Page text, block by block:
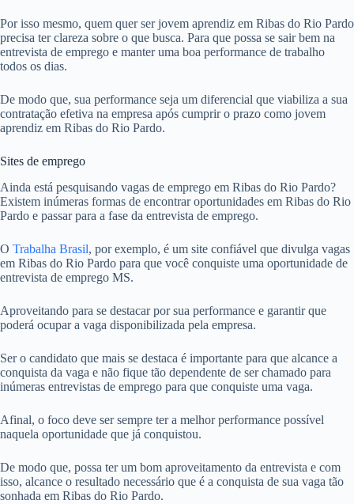
Por isso mesmo, quem quer ser jovem aprendiz em Ribas do Rio Pardo
precisa ter clareza sobre o que busca. Para que possa se sair bem na
entrevista de emprego e manter uma boa performance de trabalho
todos os dias.
De modo que, sua performance seja um diferencial que viabiliza a sua
contratação efetiva na empresa após cumprir o prazo como jovem
aprendiz em Ribas do Rio Pardo.
Sites de emprego
Ainda está pesquisando vagas de emprego em Ribas do Rio Pardo?
Existem inúmeras formas de encontrar oportunidades em Ribas do Rio
Pardo e passar para a fase da entrevista de emprego.
O Trabalha Brasil, por exemplo, é um site confiável que divulga vagas
em Ribas do Rio Pardo para que você conquiste uma oportunidade de
entrevista de emprego MS.
Aproveitando para se destacar por sua performance e garantir que
poderá ocupar a vaga disponibilizada pela empresa.
Ser o candidato que mais se destaca é importante para que alcance a
conquista da vaga e não fique tão dependente de ser chamado para
inúmeras entrevistas de emprego para que conquiste uma vaga.
Afinal, o foco deve ser sempre ter a melhor performance possível
naquela oportunidade que já conquistou.
De modo que, possa ter um bom aproveitamento da entrevista e com
isso, alcance o resultado necessário que é a conquista de sua vaga tão
sonhada em Ribas do Rio Pardo.